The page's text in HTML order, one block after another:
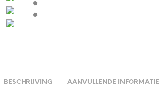
BESCHRIJVING AANVULLENDE INFORMATIE